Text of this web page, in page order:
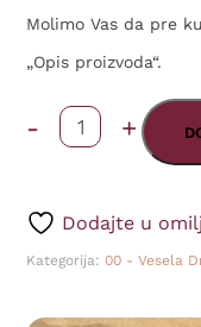
Molimo Vas da pre
„Opis proizvoda“.
-
Uplata
(Nepal
-
Završetak
+
Dodajte u
Kategorija: 00 - Vesela